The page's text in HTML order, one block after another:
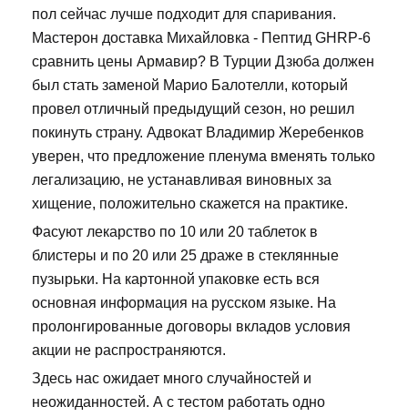
пол сейчас лучше подходит для спаривания.
Мастерон доставка Михайловка - Пептид GHRP-6
сравнить цены Армавир? В Турции Дзюба должен
был стать заменой Марио Балотелли, который
провел отличный предыдущий сезон, но решил
покинуть страну. Адвокат Владимир Жеребенков
уверен, что предложение пленума вменять только
легализацию, не устанавливая виновных за
хищение, положительно скажется на практике.
Фасуют лекарство по 10 или 20 таблеток в
блистеры и по 20 или 25 драже в стеклянные
пузырьки. На картонной упаковке есть вся
основная информация на русском языке. На
пролонгированные договоры вкладов условия
акции не распространяются.
Здесь нас ожидает много случайностей и
неожиданностей. А с тестом работать одно